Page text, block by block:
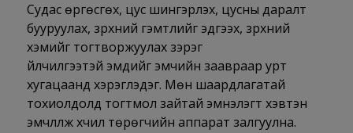
Судас өргөсгөх, цус шингэрүүлэх, цусны даралт
бууруулах, зүрхний гэмтлийг эдгээх, зүрхний
хэмийг тогтворжуулах зэрэг
үйлчилгээтэй эмүүдийг эмчийн заавраар урт
хугацаанд хэрэглэдэг. Мөн шаардлагатай
тохиолдолд тогтмол зайтай эмнэлэгт хэвтэн
эмчлүүлж хүчил төрөгчийн аппарат залгуулна.